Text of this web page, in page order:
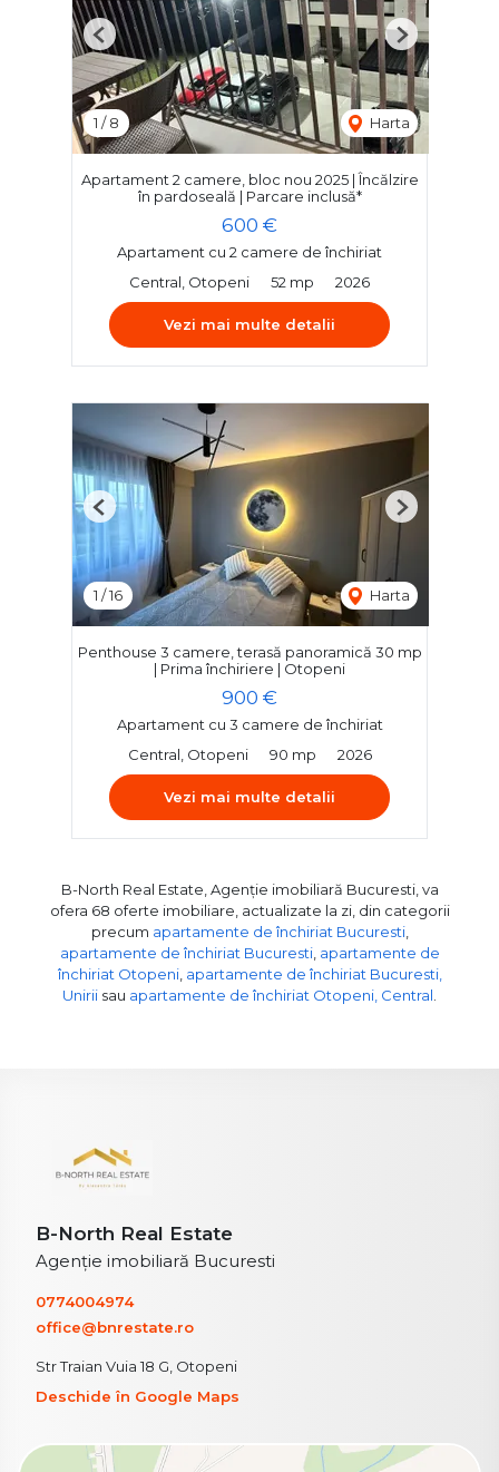
1 /8 Harta
Previous Next
Apartament 2 camere, bloc nou 2025 | Încălzire
în pardoseală | Parcare inclusă*
600 €
Apartament cu 2 camere de închiriat
Central, Otopeni
52 mp 2026
Vezi mai multe detalii
1 /16 Harta
Previous Next
Penthouse 3 camere, terasă panoramică 30 mp
| Prima închiriere | Otopeni
900 €
Apartament cu 3 camere de închiriat
Central, Otopeni
90 mp 2026
Vezi mai multe detalii
B-North Real Estate, Agenție imobiliară Bucuresti, va
ofera 68 oferte imobiliare, actualizate la zi, din categorii
precum apartamente de închiriat Bucuresti,
apartamente de închiriat Bucuresti, apartamente de
închiriat Otopeni, apartamente de închiriat Bucuresti,
Unirii sau apartamente de închiriat Otopeni, Central
B-North Real Estate
Agenție imobiliară Bucuresti
0774004974
office@bnrestate.ro
Str Traian Vuia 18 G, Otopeni
Deschide în Google Maps